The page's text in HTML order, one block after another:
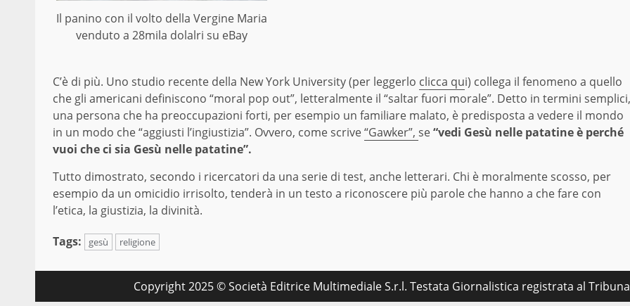
Il panino con il volto della Vergine Maria
venduto a 28mila dolalri su eBay
C’è di più. Uno studio recente della New York University (per leggerlo clicca qui) collega il fenomeno a quello
che gli americani definiscono “moral pop out”, letteralmente il “saltar fuori morale”. Detto in termini semplici,
una persona che ha preoccupazioni forti, per esempio un familiare malato, è predisposta a vedere il mondo
in un modo che “aggiusti l’ingiustizia”. Ovvero, come scrive“Gawker”, se“vedi Gesù nelle patatine è perché
vuoi che ci sia Gesù nelle patatine”.
Tutto dimostrato, secondo i ricercatori da una serie di test, anche letterari. Chi è moralmente scosso, per
esempio da un omicidio irrisolto, tenderà in un testo a riconoscere più parole che hanno a che fare con
l’etica, la giustizia, la divinità.
Tags:
gesù religione
Copyright 2025 © Società Editrice Multimediale S.r.l. Testata Giornalistica registrata al